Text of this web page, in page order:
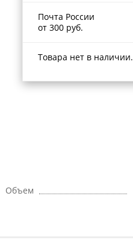
Почта России
от 300 руб.
Товара нет в наличии.
Объем